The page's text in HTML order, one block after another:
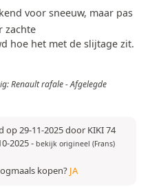
voor sneeuw, maar pas
zachte
hoe het met de slijtage zit.
Renault rafale - Afgelegde
29-11-2025 door KIKI 74
2025- bekijk origineel (Frans)
kopen? JA